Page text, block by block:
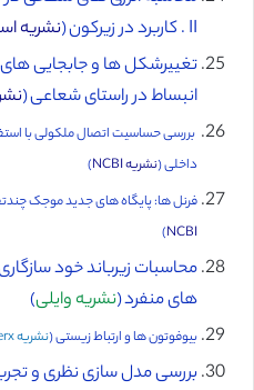
II . کاربرد در زیرکون (
نشریه
تغییرشکل ها و جابجایی
انبساط در راستای شعاعی (
بررسی حساسیت اتصال ملکولی با
داخلی (نشریه NCBI
)
فرنل ‌ها: پایگاه‌ های جدید موجک
NCBI
)
های منفرد (نشریه وایلی)
بیوفوتون ها و ارتباط زیستی (نشریه Citeseerx